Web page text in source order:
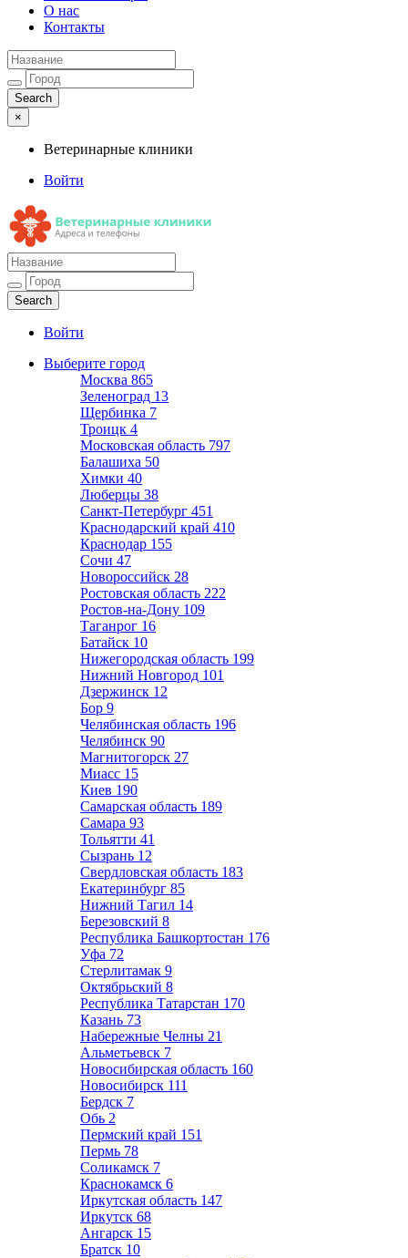
О нас
Контакты
×
Ветеринарные клиники
Войти
Ветеринарные клиники
Адреса и телефоны
Войти
Выберите город
Москва 865
Зеленоград 13
Щербинка 7
Троицк 4
Московская область 797
Балашиха 50
Химки 40
Люберцы 38
Санкт-Петербург 451
Краснодарский край 410
Краснодар 155
Сочи 47
Новороссийск 28
Ростовская область 222
Ростов-на-Дону 109
Таганрог 16
Батайск 10
Нижегородская область 199
Нижний Новгород 101
Дзержинск 12
Бор 9
Челябинская область 196
Челябинск 90
Магнитогорск 27
Миасс 15
Киев 190
Самарская область 189
Самара 93
Тольятти 41
Сызрань 12
Свердловская область 183
Екатеринбург 85
Нижний Тагил 14
Березовский 8
Республика Башкортостан 176
Уфа 72
Стерлитамак 9
Октябрьский 8
Республика Татарстан 170
Казань 73
Набережные Челны 21
Альметьевск 7
Новосибирская область 160
Новосибирск 111
Бердск 7
Обь 2
Пермский край 151
Пермь 78
Соликамск 7
Краснокамск 6
Иркутская область 147
Иркутск 68
Ангарск 15
Братск 10